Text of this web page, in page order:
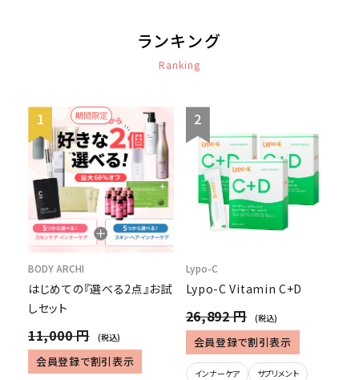
ランキング
Ranking
期間限定
BODY ARCHI
はじめての『選べる2点』お試
しセット
11,000 円 (税込)
会員登録で割引表示
Lypo-C
Lypo-C Vitamin C+D
26,892 円 (税込)
会員登録で割引表示
インナーケア サプリメント